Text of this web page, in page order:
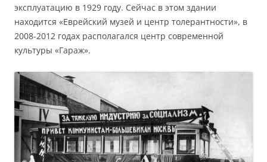
эксплуатацию в 1929 году. Сейчас в этом здании
находится «Еврейский музей и центр толерантности», в
2008-2012 годах располагался центр современной
культуры «Гараж».